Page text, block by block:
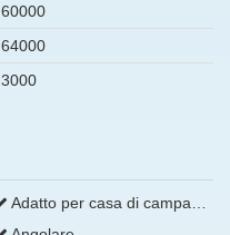
60000
64000
3000
Adatto per casa di campagna